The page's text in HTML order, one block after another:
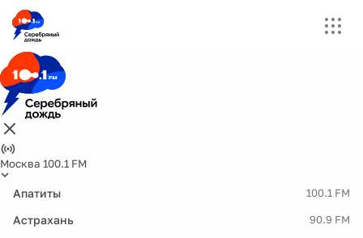
Москва 100.1 FM
Апатиты 100.1 FM
Астрахань 90.9 FM